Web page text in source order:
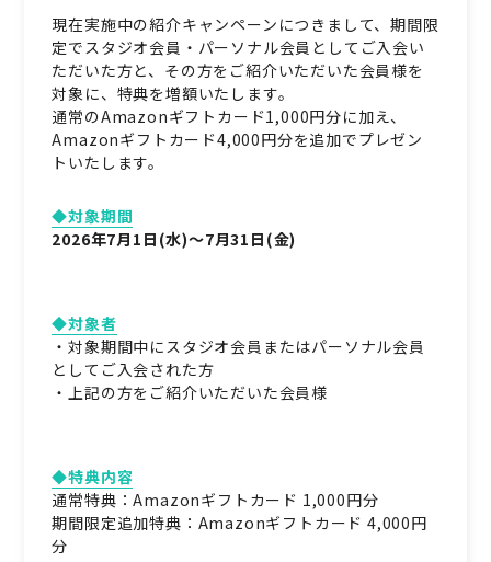
現在実施中の紹介キャンペーンにつきまして、期間限
定でスタジオ会員・パーソナル会員としてご入会い
ただいた方と、その方をご紹介いただいた会員様を
対象に、特典を増額いたします。
通常のAmazonギフトカード1,000円分に加え、
Amazonギフトカード4,000円分を追加でプレゼン
トいたします。
◆対象期間
2026年7月1日(水)～7月31日(金)
◆対象者
・対象期間中にスタジオ会員またはパーソナル会員
としてご入会された方
・上記の方をご紹介いただいた会員様
◆特典内容
通常特典：Amazonギフトカード 1,000円分
期間限定追加特典：Amazonギフトカード 4,000円
分